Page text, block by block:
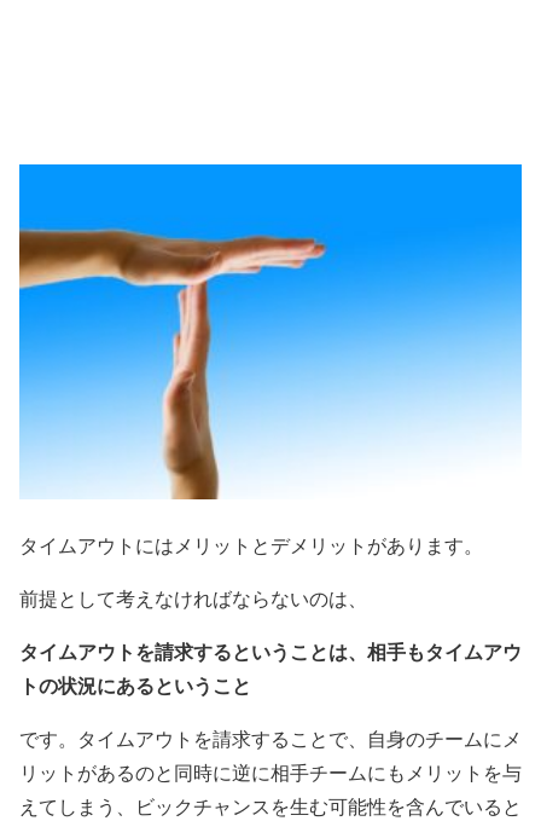
タイムアウトにはメリットとデメリットがあります。
前提として考えなければならないのは、
タイムアウトを請求するということは、相手もタイムアウ
トの状況にあるということ
です。タイムアウトを請求することで、 自身のチームにメ
リットがあるのと同時に逆に相手チームにもメリットを与
えてしまう、ビックチャンスを生む可能性を含んでいると